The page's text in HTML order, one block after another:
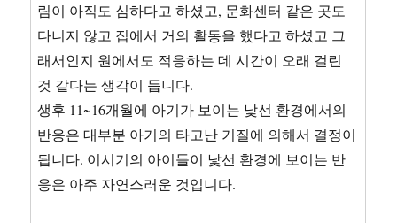
림이 아직도 심하다고 하셨고, 문화센터 같은 곳도
다니지 않고 집에서 거의 활동을 했다고 하셨고 그
래서인지 원에서도 적응하는 데 시간이 오래 걸린
것 같다는 생각이 듭니다.
생후 11~16개월에 아기가 보이는 낯선 환경에서의
반응은 대부분 아기의 타고난 기질에 의해서 결정이
됩니다. 이시기의 아이들이 낯선 환경에 보이는 반
응은 아주 자연스러운 것입니다.